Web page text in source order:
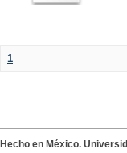
1
Hecho en México.